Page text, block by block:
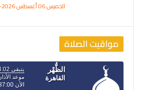
الخميس 06 أغسطس 2026-01:09
مواقيت الصلاة